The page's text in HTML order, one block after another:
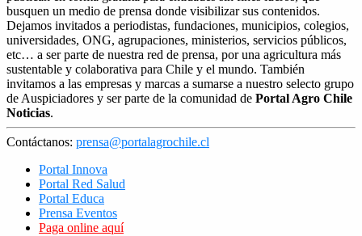
busquen un medio de prensa donde visibilizar sus contenidos.
Dejamos invitados a periodistas, fundaciones, municipios, colegios,
universidades, ONG, agrupaciones, ministerios, servicios públicos,
etc… a ser parte de nuestra red de prensa, por una agricultura más
sustentable y colaborativa para Chile y el mundo. También
invitamos a las empresas y marcas a sumarse a nuestro selecto grupo
de Auspiciadores y ser parte de la comunidad de Portal Agro Chile
Noticias.
Contáctanos: prensa@portalagrochile.cl
Portal Innova
Portal Red Salud
Portal Educa
Prensa Eventos
Paga online aquí